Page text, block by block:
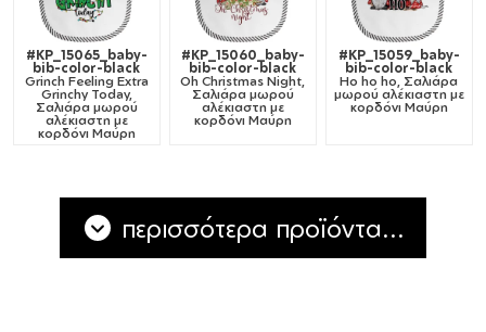
#KP_15065_baby-
bib-color-black
Grinch Feeling Extra
Grinchy Today,
Σαλιάρα μωρού
αλέκιαστη με
κορδόνι Μαύρη
#KP_15060_baby-
bib-color-black
Oh Christmas Night,
Σαλιάρα μωρού
αλέκιαστη με
κορδόνι Μαύρη
#KP_15059_baby-
bib-color-black
Ho ho ho, Σαλιάρα
μωρού αλέκιαστη με
κορδόνι Μαύρη
περισσότερα προϊόντα...